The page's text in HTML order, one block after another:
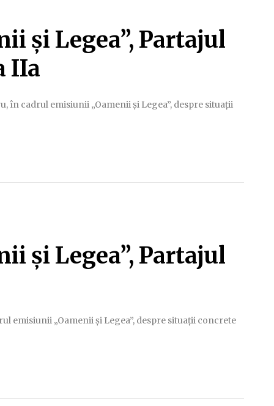
și Legea”, Partajul
IIa
în cadrul emisiunii „Oamenii și Legea”, despre situații
și Legea”, Partajul
emisiunii „Oamenii și Legea”, despre situații concrete